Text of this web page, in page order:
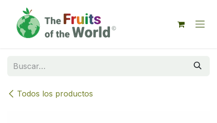
Todos los productos